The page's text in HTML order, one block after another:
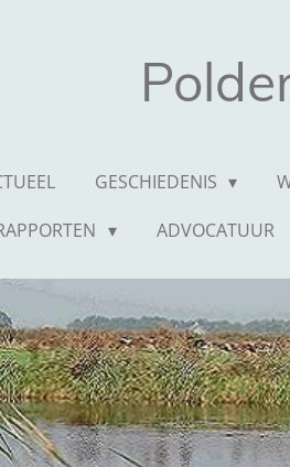
GESCHIEDENIS
ADVOCATUUR